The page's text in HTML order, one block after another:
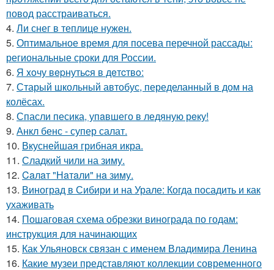
повод расстраиваться.
4. Ли снег в теплице нужен.
5. Оптимальное время для посева перечной рассады:
региональные сроки для России.
6. Я xoчу вepнутьcя в дeтcтвo:
7. Старый школьный автобус, переделанный в дом на
колёсах.
8. Спасли песика, упaвшего в ледяную рeку!
9. Анкл бенс - супер салат.
10. Вкуснейшая грибная икра.
11. Сладкий чили на зиму.
12. Caлaт "Нaтaли" нa зиму.
13. Виноград в Сибири и на Урале: Когда посадить и как
ухаживать
14. Пошаговая схема обрезки винограда по годам:
инструкция для начинающих
15. Как Ульяновск связан с именем Владимира Ленина
16. Какие музеи представляют коллекции современного